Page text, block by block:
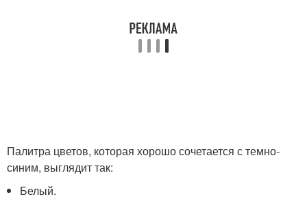
Палитра цветов, которая хорошо сочетается с темно-
синим, выглядит так:
Белый.